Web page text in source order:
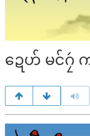
ဍေဟ် မင်ဂၠဴ